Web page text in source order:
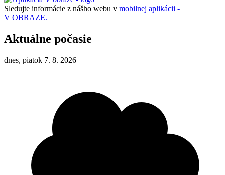
Sledujte informácie z nášho webu v mobilnej aplikácii -
V OBRAZE.
Aktuálne počasie
dnes, piatok 7. 8. 2026